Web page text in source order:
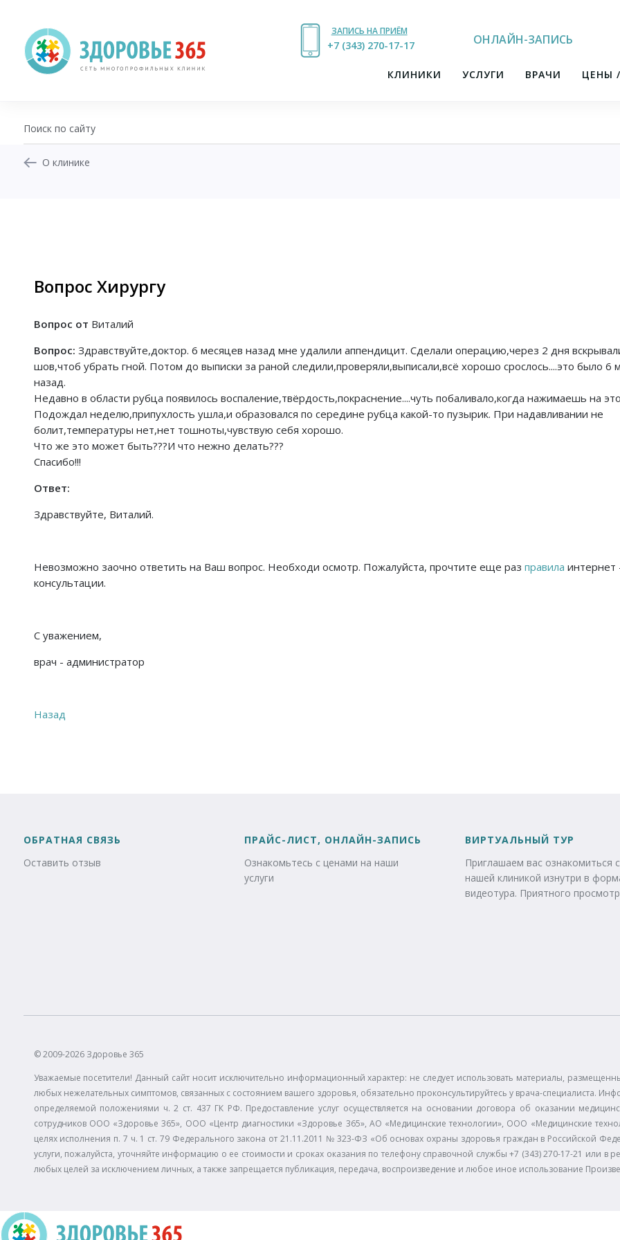
ЗАПИСЬ НА ПРИЁМ
+7 (343) 270-17-21
+7 (343) 270-17-17 ОНЛАЙН-ЗАПИСЬ
КЛИНИКИ УСЛУГИ ВРАЧИ ЦЕНЫ
О клинике
Вопрос Хирургу
Вопрос от Виталий
Вопрос: Здравствуйте,доктор. 6 месяцев назад мне удалили аппендицит. Сделали операцию,через 2 дня
шов,чтоб убрать гной. Потом до выписки за раной следили,проверяли,выписали,всё хорошо срослось....это было 6
назад.
Недавно в области рубца появилось воспаление,твёрдость,покраснение....чуть побаливало,когда нажимаешь на
Подождал неделю,припухлость ушла,и образовался по середине рубца какой-то пузырик. При надавливании не
болит,температуры нет,нет тошноты,чувствую себя хорошо.
Что же это может быть???И что нежно делать???
Спасибо!!!
Ответ:
Здравствуйте, Виталий.
Невозможно заочно ответить на Ваш вопрос. Необходи осмотр. Пожалуйста, прочтите еще раз правила интернет
консультации.
С уважением,
врач - администратор
Назад
ОБРАТНАЯ СВЯЗЬ
Оставить отзыв
ПРАЙС-ЛИСТ, ОНЛАЙН-ЗАПИСЬ
Ознакомьтесь с ценами на наши
услуги
ВИРТУАЛЬНЫЙ ТУР
Приглашаем вас ознакомиться с
нашей клиникой изнутри в
видеотура. Приятного
© 2009-2026 Здоровье 365
Уважаемые посетители! Данный сайт носит исключительно информационный характер: не следует использовать материалы,
любых нежелательных симптомов, связанных с состоянием вашего здоровья, обязательно проконсультируйтесь у врача-специалиста.
определяемой положениями ч. 2 ст. 437 ГК РФ. Предоставление услуг осуществляется на основании договора об оказании
сотрудников ООО «Здоровье 365», ООО «Центр диагностики «Здоровье 365», АО «Медицинские технологии», ООО «Медицинские
целях исполнения п. 7 ч. 1 ст. 79 Федерального закона от 21.11.2011 № 323-ФЗ «Об основах охраны здоровья граждан в Российской
услуги, пожалуйста, уточняйте информацию о ее стоимости и сроках оказания по телефону справочной службы +7 (343) 270-17-21 или в
любых целей за исключением личных, а также запрещается публикация, передача, воспроизведение и любое иное использование
+7 (343) 270-17-21